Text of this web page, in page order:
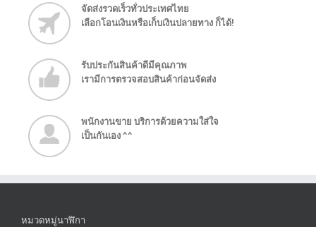
จัดส่งรวดเร็วทั่วประเทศไทย
เลือกโอนเงินหรือเก็บเงินปลายทาง ก็ได้!
รับประกันสินค้าดีมีคุณภาพ
เรามีการตรวจสอบสินค้าก่อนจัดส่ง
พนักงานขาย บริการด้วยความใส่ใจ
เป็นกันเอง ^^
หมวดหมู่นาฬิกา